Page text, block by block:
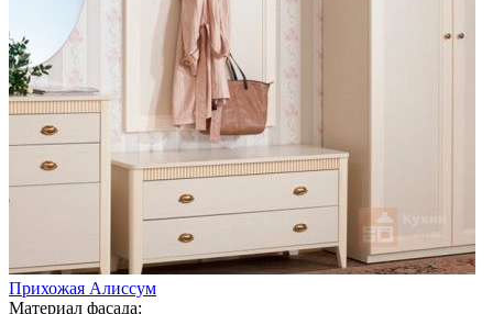
Прихожая Алиссум
Материал фасада: